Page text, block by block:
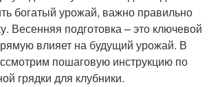
богатый урожай, важно правильно
Весенняя подготовка – это ключевой
влияет на будущий урожай. В
пошаговую инструкцию по
грядки для клубники.